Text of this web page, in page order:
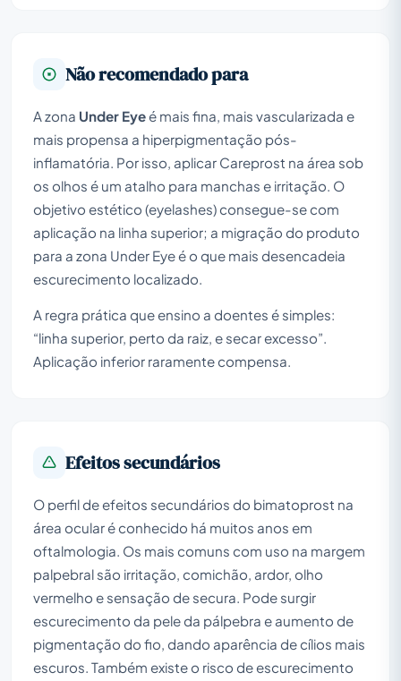
Não recomendado para
A zona Under Eyeé mais fina, mais vascularizada e
mais propensa a hiperpigmentação pós-
inflamatória. Por isso, aplicar Careprost na área sob
os olhos é um atalho para manchas e irritação. O
objetivo estético (eyelashes) consegue-se com
aplicação na linha superior; a migração do produto
para a zona Under Eye é o que mais desencadeia
escurecimento localizado.
A regra prática que ensino a doentes é simples:
“linha superior, perto da raiz, e secar excesso”.
Aplicação inferior raramente compensa.
Efeitos secundários
O perfil de efeitos secundários do bimatoprost na
área ocular é conhecido há muitos anos em
oftalmologia. Os mais comuns com uso na margem
palpebral são irritação, comichão, ardor, olho
vermelho e sensação de secura. Pode surgir
escurecimento da pele da pálpebra e aumento de
pigmentação do fio, dando aparência de cílios mais
escuros. Também existe o risco de escurecimento